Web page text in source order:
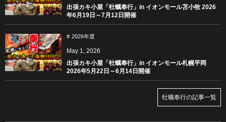
出張カキ小屋「牡蠣奉行」in イオンモール苫小牧 2026
年6月19日～7月12日開催
2026年度
May 1, 2026
出張カキ小屋「牡蠣奉行」in イオンモール札幌平岡
2026年5月22日～6月14日開催
牡蠣奉行の記事一覧